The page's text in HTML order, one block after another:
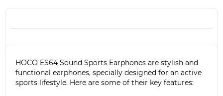
HOCO ES64 Sound Sports Earphones are stylish and
functional earphones, specially designed for an active
sports lifestyle. Here are some of their key features: